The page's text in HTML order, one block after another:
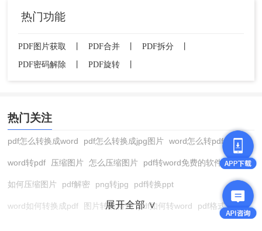
3、在弹出的打印对话框中选择“Microsoft Print to
PDF”作为打印机。
4、设置好打印选项（如纸张大小、边距等）。
5、点击“打印”按钮，选择保存位置并命名合并后的
文件。
注意：在使用系统内置功能时，注意检查打印设
置，确保合并后的文件符合需求。由于系统内置功
热门功能
PDF图片获取 PDF合并 PDF拆分
PDF密码解除
PDF旋转
热门关注
pdf怎么转换成word pdf怎么转换成jpg图片 word怎么转pdf
word转pdf 压缩图片 怎么压缩图片 pdf转word免费的软件
如何压缩图片 pdf解密 png转jpg pdf转换ppt
word如何转换成pdf 图片转换格式 pdf如何转word pdf格式转换
展开全部 ∨